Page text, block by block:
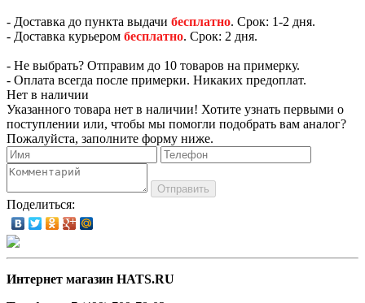
- Доставка до пункта выдачи бесплатно. Срок: 1-2 дня.
- Доставка курьером бесплатно. Срок: 2 дня.
- Не выбрать? Отправим до 10 товаров на примерку.
- Оплата всегда после примерки. Никаких предоплат.
Нет в наличии
Указанного товара нет в наличии! Хотите узнать первыми о
поступлении или, чтобы мы помогли подобрать вам аналог?
Пожалуйста, заполните форму ниже.
Отправить
Поделиться:
Интернет магазин HATS.RU